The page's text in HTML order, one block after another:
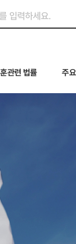
관련 법률 주